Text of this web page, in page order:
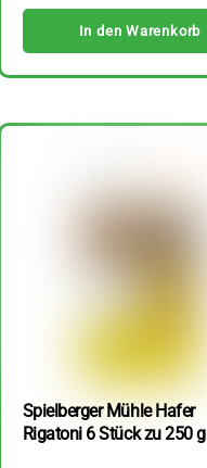
In den Warenkorb
Spielberger Mühle Hafer
Rigatoni 6 Stück zu 250 g